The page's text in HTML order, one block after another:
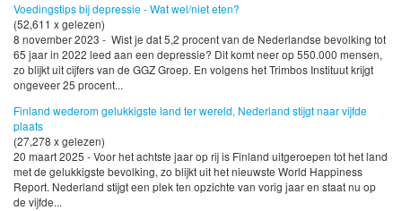
Voedingstips bij depressie - Wat wel/niet eten?
(52,611 x gelezen)
8 november 2023 - Wist je dat 5,2 procent van de Nederlandse bevolking tot
65 jaar in 2022 leed aan een depressie? Dit komt neer op 550.000 mensen,
zo blijkt uit cijfers van de GGZ Groep. En volgens het Trimbos Instituut krijgt
ongeveer 25 procent...
Finland wederom gelukkigste land ter wereld, Nederland stijgt naar vijfde
plaats
(27,278 x gelezen)
20 maart 2025 - Voor het achtste jaar op rij is Finland uitgeroepen tot het land
met de gelukkigste bevolking, zo blijkt uit het nieuwste World Happiness
Report. Nederland stijgt een plek ten opzichte van vorig jaar en staat nu op
de vijfde...